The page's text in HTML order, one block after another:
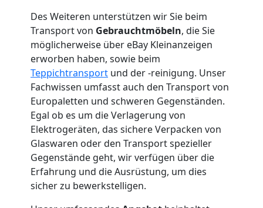
Des Weiteren unterstützen wir Sie beim
Transport von Gebrauchtmöbeln, die Sie
möglicherweise über eBay Kleinanzeigen
erworben haben, sowie beim
Teppichtransport und der -reinigung. Unser
Fachwissen umfasst auch den Transport von
Europaletten und schweren Gegenständen.
Egal ob es um die Verlagerung von
Elektrogeräten, das sichere Verpacken von
Glaswaren oder den Transport spezieller
Gegenstände geht, wir verfügen über die
Erfahrung und die Ausrüstung, um dies
sicher zu bewerkstelligen.
Mann
LKW
Wolfsberg
Kunsttransport